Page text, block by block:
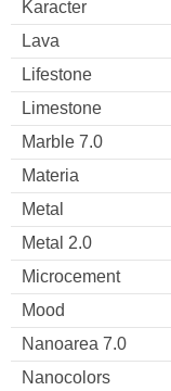
Karacter
Lava
Lifestone
Limestone
Marble 7.0
Materia
Metal
Metal 2.0
Microcement
Mood
Nanoarea 7.0
Nanocolors